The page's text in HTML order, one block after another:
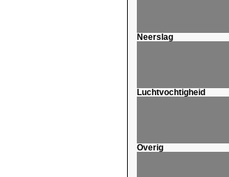
Neerslag
Luchtvochtigheid
Overig